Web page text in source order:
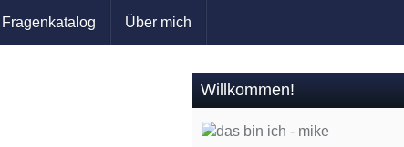
Fragenkatalog Über mich
Willkommen!